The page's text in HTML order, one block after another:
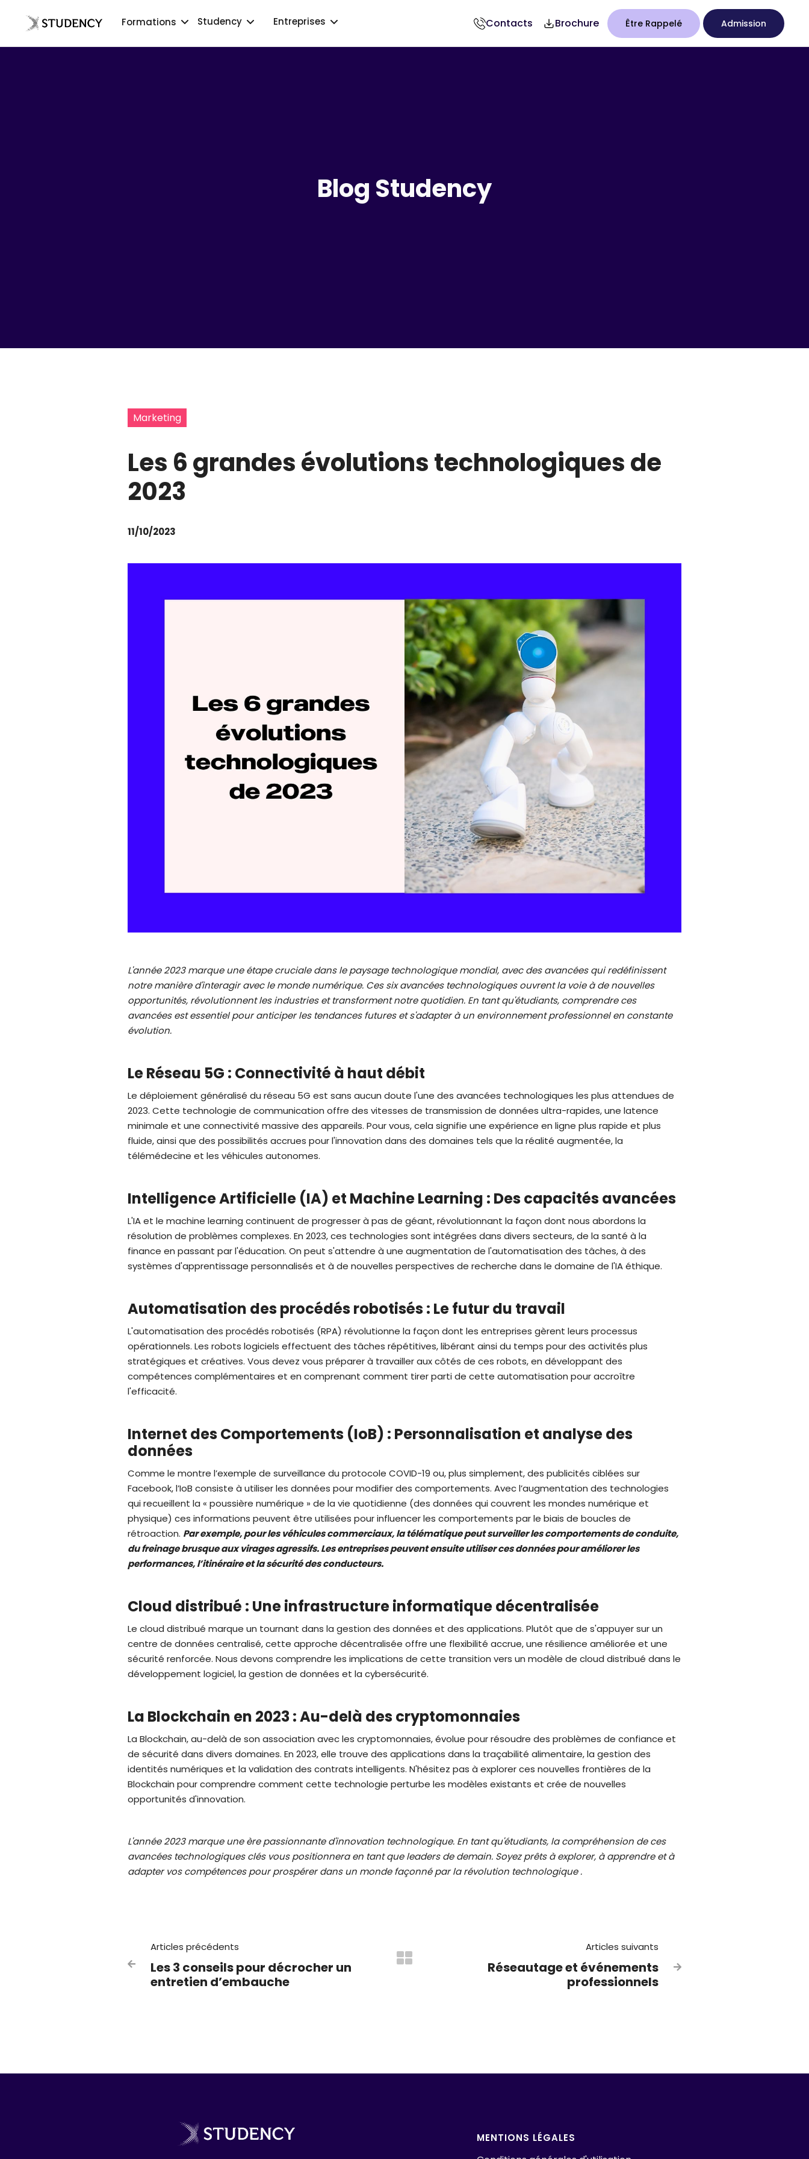
Formations Studency Entreprises
Contacts
Brochure Être Rappelé Admission
Blog Studency
Marketing
Les 6 grandes évolutions technologiques de
2023
11/10/2023
L'année 2023 marque une étape cruciale dans le paysage technologique mondial, avec des avancées qui redéfinissent
notre manière d'interagir avec le monde numérique. Ces six avancées technologiques ouvrent la voie à de nouvelles
opportunités, révolutionnent les industries et transforment notre quotidien. En tant qu'étudiants, comprendre ces
avancées est essentiel pour anticiper les tendances futures et s'adapter à un environnement professionnel en constante
évolution.
Le Réseau 5G : Connectivité à haut débit
Le déploiement généralisé du réseau 5G est sans aucun doute l'une des avancées technologiques les plus attendues de
2023. Cette technologie de communication offre des vitesses de transmission de données ultra-rapides, une latence
minimale et une connectivité massive des appareils. Pour vous, cela signifie une expérience en ligne plus rapide et plus
fluide, ainsi que des possibilités accrues pour l'innovation dans des domaines tels que la réalité augmentée, la
télémédecine et les véhicules autonomes.
Intelligence Artificielle (IA) et Machine Learning : Des capacités avancées
L'IA et le machine learning continuent de progresser à pas de géant, révolutionnant la façon dont nous abordons la
résolution de problèmes complexes. En 2023, ces technologies sont intégrées dans divers secteurs, de la santé à la
finance en passant par l'éducation. On peut s'attendre à une augmentation de l'automatisation des tâches, à des
systèmes d'apprentissage personnalisés et à de nouvelles perspectives de recherche dans le domaine de l'IA éthique.
Automatisation des procédés robotisés : Le futur du travail
L'automatisation des procédés robotisés (RPA) révolutionne la façon dont les entreprises gèrent leurs processus
opérationnels. Les robots logiciels effectuent des tâches répétitives, libérant ainsi du temps pour des activités plus
stratégiques et créatives. Vous devez vous préparer à travailler aux côtés de ces robots, en développant des
compétences complémentaires et en comprenant comment tirer parti de cette automatisation pour accroître
l'efficacité.
Internet des Comportements (IoB) : Personnalisation et analyse des
données
Comme le montre l’exemple de surveillance du protocole COVID-19 ou, plus simplement, des publicités ciblées sur
Facebook, l’IoB consiste à utiliser les données pour modifier des comportements. Avec l’augmentation des technologies
qui recueillent la « poussière numérique » de la vie quotidienne (des données qui couvrent les mondes numérique et
physique) ces informations peuvent être utilisées pour influencer les comportements par le biais de boucles de
rétroaction. Par exemple,pour les véhicules commerciaux, la télématique peut surveiller les comportements de conduite,
du freinage brusque aux virages agressifs. Les entreprises peuvent ensuite utiliser ces données pour améliorer les
performances, l’itinéraire et la sécurité des conducteurs.
Cloud distribué : Une infrastructure informatique décentralisée
Le cloud distribué marque un tournant dans la gestion des données et des applications. Plutôt que de s'appuyer sur un
centre de données centralisé, cette approche décentralisée offre une flexibilité accrue, une résilience améliorée et une
sécurité renforcée. Nous devons comprendre les implications de cette transition vers un modèle de cloud distribué dans le
développement logiciel, la gestion de données et la cybersécurité.
La Blockchain en 2023 : Au-delà des cryptomonnaies
La Blockchain, au-delà de son association avec les cryptomonnaies, évolue pour résoudre des problèmes de confiance et
de sécurité dans divers domaines. En 2023, elle trouve des applications dans la traçabilité alimentaire, la gestion des
identités numériques et la validation des contrats intelligents. N'hésitez pas à explorer ces nouvelles frontières de la
Blockchain pour comprendre comment cette technologie perturbe les modèles existants et crée de nouvelles
opportunités d'innovation.
L'année 2023 marque une ère passionnante d'innovation technologique. En tant qu'étudiants, la compréhension de ces
avancées technologiques clés vous positionnera en tant que leaders de demain. Soyez prêts à explorer, à apprendre et à
adapter vos compétences pour prospérer dans un monde façonné par la révolution technologique .

Articles précédents
Les 3 conseils pour décrocher un
entretien d’embauche
Articles suivants
Réseautage et événements
professionnels

MENTIONS LÉGALES